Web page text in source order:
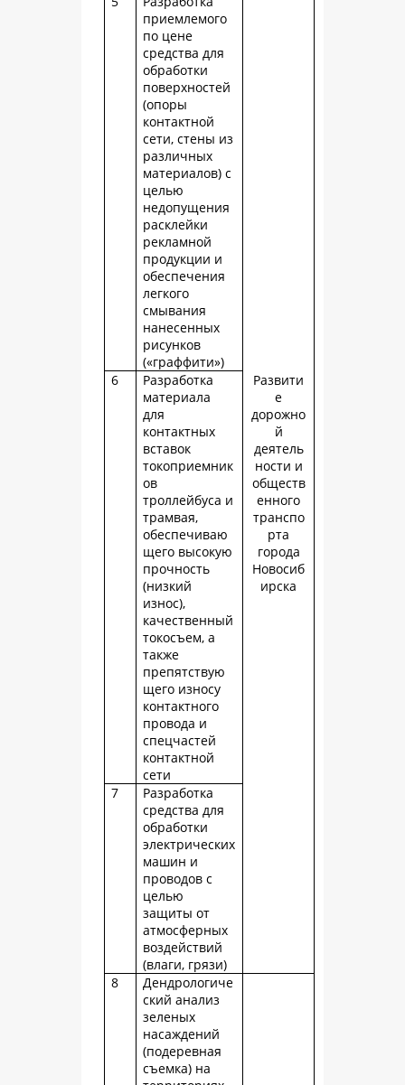
приемлемого
по цене
средства для
обработки
поверхностей
(опоры
контактной
сети, стены из
различных
материалов) с
целью
недопущения
расклейки
рекламной
продукции и
обеспечения
легкого
смывания
нанесенных
рисунков
(«граффити»)
Развити
е
дорожно
й
деятель
ности и
обществ
енного
транспо
рта
города
Новосиб
ирска
6
Разработка
материала
для
контактных
вставок
токоприемник
ов
троллейбуса и
трамвая,
обеспечиваю
щего высокую
прочность
(низкий
износ),
качественный
токосъем, а
также
препятствую
щего износу
контактного
провода и
спецчастей
контактной
сети
7
Разработка
средства для
обработки
электрических
машин и
проводов с
целью
защиты от
атмосферных
воздействий
(влаги, грязи)
8
Дендрологиче
ский анализ
зеленых
насаждений
(подеревная
съемка) на